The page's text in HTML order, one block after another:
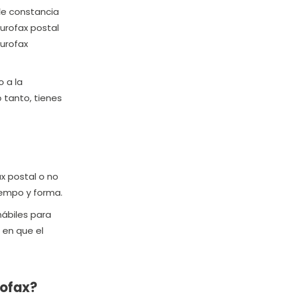
constancia
postal
a la
tanto, tienes
postal o no
y forma.
para
que el